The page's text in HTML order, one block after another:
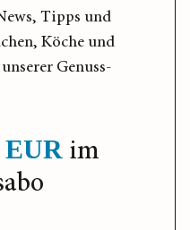
Tipps und
Köche und
Genuss-
EUR im